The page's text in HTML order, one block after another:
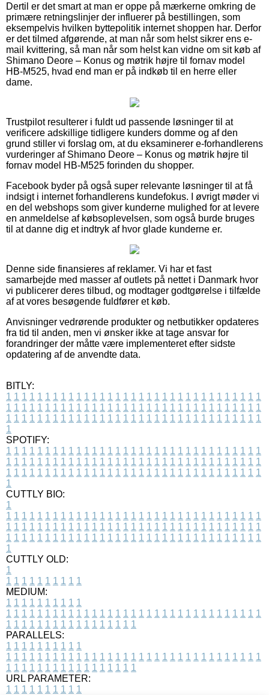
Dertil er det smart at man er oppe på mærkerne omkring de
primære retningslinjer der influerer på bestillingen, som
eksempelvis hvilken byttepolitik internet shoppen har. Derfor
er det tilmed afgørende, at man når som helst sikrer ens e-
mail kvittering, så man når som helst kan vidne om sit køb af
Shimano Deore – Konus og møtrik højre til fornav model
HB-M525, hvad end man er på indkøb til en herre eller
dame.
Trustpilot resulterer i fuldt ud passende løsninger til at
verificere adskillige tidligere kunders domme og af den
grund stiller vi forslag om, at du eksaminerer e-forhandlerens
vurderinger af Shimano Deore – Konus og møtrik højre til
fornav model HB-M525 forinden du shopper.
Facebook byder på også super relevante løsninger til at få
indsigt i internet forhandlerens kundefokus. I øvrigt møder vi
en del webshops som giver kunderne mulighed for at levere
en anmeldelse af købsoplevelsen, som også burde bruges
til at danne dig et indtryk af hvor glade kunderne er.
Denne side finansieres af reklamer. Vi har et fast
samarbejde med masser af outlets på nettet i Danmark hvor
vi publicerer deres tilbud, og modtager godtgørelse i tilfælde
af at vores besøgende fuldfører et køb.
Anvisninger vedrørende produkter og netbutikker opdateres
fra tid til anden, men vi ønsker ikke at tage ansvar for
forandringer der måtte være implementeret efter sidste
opdatering af de anvendte data.
BITLY:
1 1 1 1 1 1 1 1 1 1 1 1 1 1 1 1 1 1 1 1 1 1 1 1 1 1 1 1 1 1 1 1 1
1 1 1 1 1 1 1 1 1 1 1 1 1 1 1 1 1 1 1 1 1 1 1 1 1 1 1 1 1 1 1 1 1
1 1 1 1 1 1 1 1 1 1 1 1 1 1 1 1 1 1 1 1 1 1 1 1 1 1 1 1 1 1 1 1 1
1
SPOTIFY:
1 1 1 1 1 1 1 1 1 1 1 1 1 1 1 1 1 1 1 1 1 1 1 1 1 1 1 1 1 1 1 1 1
1 1 1 1 1 1 1 1 1 1 1 1 1 1 1 1 1 1 1 1 1 1 1 1 1 1 1 1 1 1 1 1 1
1 1 1 1 1 1 1 1 1 1 1 1 1 1 1 1 1 1 1 1 1 1 1 1 1 1 1 1 1 1 1 1 1
1
CUTTLY BIO:
1
1 1 1 1 1 1 1 1 1 1 1 1 1 1 1 1 1 1 1 1 1 1 1 1 1 1 1 1 1 1 1 1 1
1 1 1 1 1 1 1 1 1 1 1 1 1 1 1 1 1 1 1 1 1 1 1 1 1 1 1 1 1 1 1 1 1
1 1 1 1 1 1 1 1 1 1 1 1 1 1 1 1 1 1 1 1 1 1 1 1 1 1 1 1 1 1 1 1 1
1
CUTTLY OLD:
1
1 1 1 1 1 1 1 1 1 1
MEDIUM:
1 1 1 1 1 1 1 1 1 1
1 1 1 1 1 1 1 1 1 1 1 1 1 1 1 1 1 1 1 1 1 1 1 1 1 1 1 1 1 1 1 1 1
1 1 1 1 1 1 1 1 1 1 1 1 1 1 1 1 1
PARALLELS:
1 1 1 1 1 1 1 1 1 1
1 1 1 1 1 1 1 1 1 1 1 1 1 1 1 1 1 1 1 1 1 1 1 1 1 1 1 1 1 1 1 1 1
1 1 1 1 1 1 1 1 1 1 1 1 1 1 1 1 1
URL PARAMETER:
1 1 1 1 1 1 1 1 1 1